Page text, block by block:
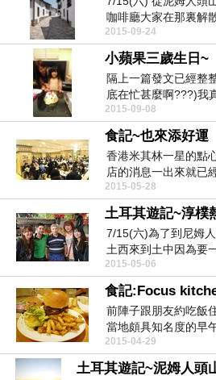
咖啡廳大家在那裏解
結...
2015-09-24
小蘋果三歲生日~
隔上一篇發文已經整
底在忙甚麼啊???)我
草才對...
2015-09-08
食記~也來添好運
香港米其林一星的點
店的消息一出來就已
第一家店一開...
2015-05-28
土耳其遊記~淳樸
7/15(六)為了到尼姆
土西來到土中因為要
有團...
2015-05-06
食記:Focus
前陣子跟朋友約吃飯
當地頗具知名度的早
2015-04-29
土耳其遊記~泥姆人頭